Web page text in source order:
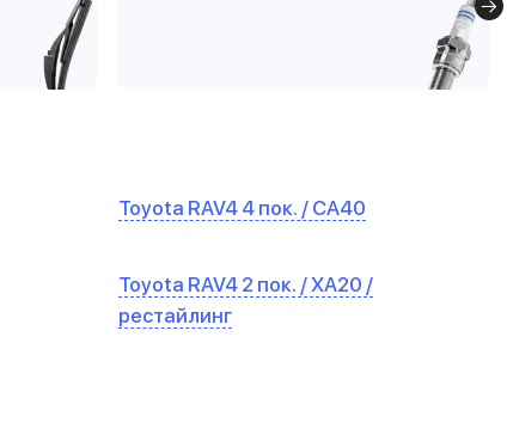
Toyota RAV4 4 пок. / CA40
Toyota RAV4 2 пок. / XA20 /
рестайлинг